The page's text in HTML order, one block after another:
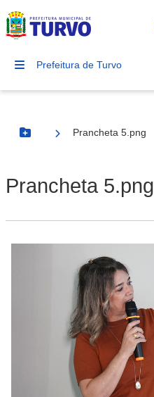
Prefeitura de Turvo
Botão Menu
Prancheta 5.png
Prancheta 5.png